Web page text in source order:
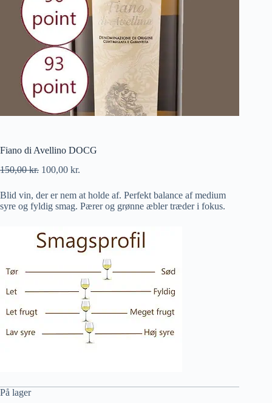
Fiano di Avellino DOCG
150,00kr. 100,00 kr.
Blid vin, der er nem at holde af. Perfekt balance af medium
syre og fyldig smag. Pærer og grønne æbler træder i fokus.
På lager